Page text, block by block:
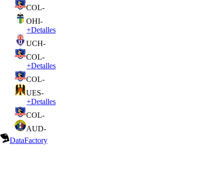
COL-
OHI-
+Detalles
UCH-
COL-
+Detalles
COL-
UES-
+Detalles
COL-
AUD-
DataFactory